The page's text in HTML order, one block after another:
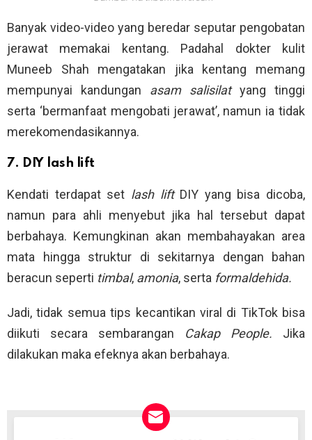
Banyak video-video yang beredar seputar pengobatan
jerawat memakai kentang. Padahal dokter kulit
Muneeb Shah mengatakan jika kentang memang
mempunyai kandungan asam salisilatyang tinggi
serta ‘bermanfaat mengobati jerawat’, namun ia tidak
merekomendasikannya.
7. DIY lash lift
Kendati terdapat set lash lift DIY yang bisa dicoba,
namun para ahli menyebut jika hal tersebut dapat
berbahaya. Kemungkinan akan membahayakan area
mata hingga struktur di sekitarnya dengan bahan
beracun seperti timbal, amonia, serta formaldehida.
Jadi, tidak semua tips kecantikan viral di TikTok bisa
diikuti secara sembarangan Cakap People. Jika
dilakukan maka efeknya akan berbahaya.